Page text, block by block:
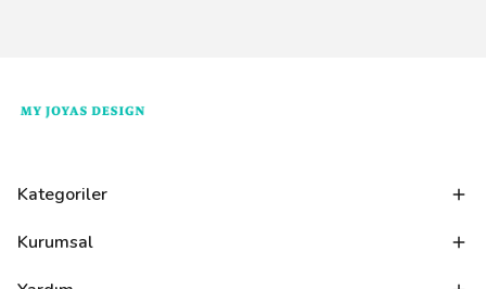
Kategoriler
Kurumsal